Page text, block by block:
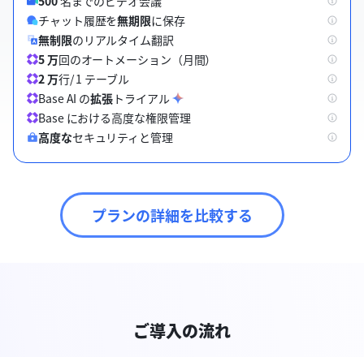
チャット履歴を無期限に保存
無制限のリアルタイム翻訳
5 万回のオートメーション（月間）
2 万行/ 1 テーブル
Base AI の拡張トライアル
Base における高度な権限管理
高度なセキュリティと管理
プランの詳細を比較する
ご導入の流れ